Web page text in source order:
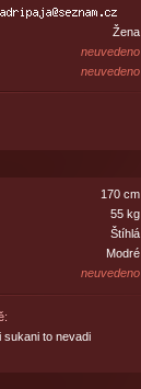
Žena
neuvedeno
neuvedeno
170 cm
55 kg
Štíhlá
Modré
neuvedeno
sukani to nevadi